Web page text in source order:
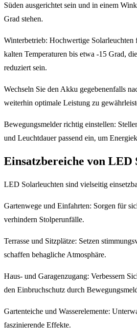
Süden ausgerichtet sein und in einem
Grad stehen.
Winterbetrieb: Hochwertige Solarleuchten
kalten Temperaturen bis etwa -15 Grad,
reduziert sein.
Wechseln Sie den Akku gegebenenfalls
weiterhin optimale Leistung zu
Bewegungsmelder richtig einstellen:
und Leuchtdauer passend ein, um
Einsatzbereiche von LED
LED Solarleuchten sind vielseitig
Gartenwege und Einfahrten: Sorgen für
verhindern Stolperunfälle.
Terrasse und Sitzplätze: Setzen
schaffen behagliche Atmosphäre.
Haus- und Garagenzugang: Verbessern
den Einbruchschutz durch
Gartenteiche und Wasserelemente:
faszinierende Effekte.